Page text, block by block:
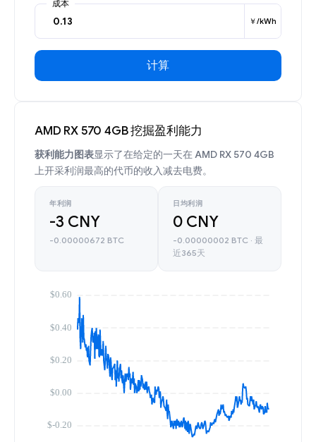
成本
￥/kWh
计算
AMD RX 570 4GB 挖掘盈利能力
获利能力图表显示了在给定的一天在 AMD RX 570 4GB
上开采利润最高的代币的收入减去电费。
年利润
-3 CNY
-0.00000672 BTC
日均利润
0 CNY
-0.00000002 BTC · 最
近365天